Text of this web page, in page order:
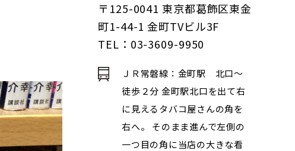
〒125-0041 東京都葛飾区東金
町1-44-1 金町TVビル3F
TEL：03-3609-9950
ＪＲ常磐線：金町駅 北口～
徒歩２分 金町駅北口を出て右
に見えるタバコ屋さんの角を
右へ。 そのまま進んで左側の
一つ目の角に当店の大きな看